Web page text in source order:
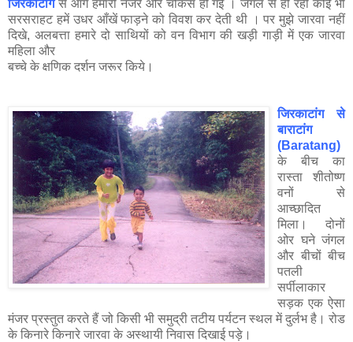
जिरकाटांग से आगे हमारी नजरें और चौकस हो गईं । जंगल से हो रही कोई भी
सरसराहट हमें उधर आँखें फाड़ने को विवश कर देती थी । पर मुझे जारवा नहीं
दिखे, अलबत्ता हमारे दो साथियों को वन विभाग की खड़ी गाड़ी में एक जारवा
महिला और
बच्चे के क्षणिक दर्शन जरूर किये।
जिरकाटांग से
बाराटांग
(Baratang)
के बीच का
रास्ता शीतोष्ण
वनों से
आच्छादित
मिला। दोनों
ओर घने जंगल
और बीचों बीच
पतली
सर्पीलाकार
सड़क एक ऐसा
मंजर प्रस्तुत करते हैं जो किसी भी समुद्री तटीय पर्यटन स्थल में दुर्लभ है। रोड
के किनारे किनारे जारवा के अस्थायी निवास दिखाई पड़े।